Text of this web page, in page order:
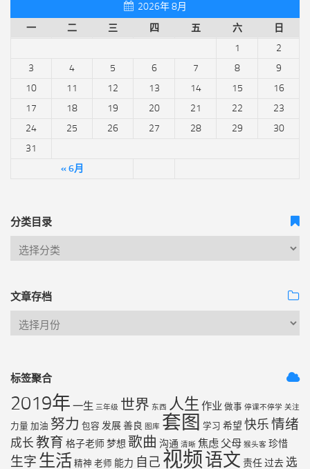
2026年 8月
一
二 三 四 五 六 日
« 6月
1
2
3
4 5 6 7 8
9
10
11 12 13 14 15
16
17
18 19 20 21 22
23
24
25 26 27 28 29
30
31
分类目录
文章存档
标签聚合
2019年 一生 三年级 世界 东西 人生 作业 做事 停课不停学 关注
力量 加油 努力 包容 发展善良 图库 套图 学习 希望 快乐情绪
成长 教育 格子老师梦想 歌曲 沟通 清晰 焦虑 父母 猴头客 珍惜
生字 生活 精神 老师 能力 自己 视频语文 责任过去 选